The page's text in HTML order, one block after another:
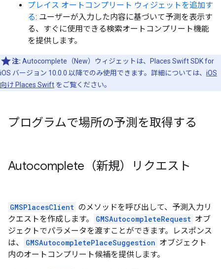
プレイス オートコンプリート ウィジェットを追加す
る: ユーザーが入力した内容に基づいて予測を表示す
る、すぐに使用できる検索オートコンプリート機能
を提供します。
注: Autocomplete（New）ウィジェットは、Places Swift SDK for
iOS バージョン 10.0.0 以降でのみ使用できます。詳細については、 iOS
向け Places Swift をご覧ください。
プログラムで場所の予測を取得する
Autocomplete（新規）リクエスト
GMSPlacesClient のメソッドを呼び出して、予測入力リ
クエストを作成します。
GMSAutocompleteRequest オブ
ジェクトでパラメータを渡すことができます。レスポンス
は、
GMSAutocompletePlaceSuggestion オブジェクト
内のオートコンプリート候補を提供します。